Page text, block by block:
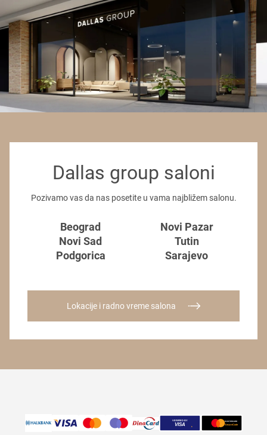
Dallas group saloni
Pozivamo vas da nas posetite u vama najbližem salonu.
Beograd
Novi Sad
Podgorica
Novi Pazar
Tutin
Sarajevo
Lokacije i radno vreme salona